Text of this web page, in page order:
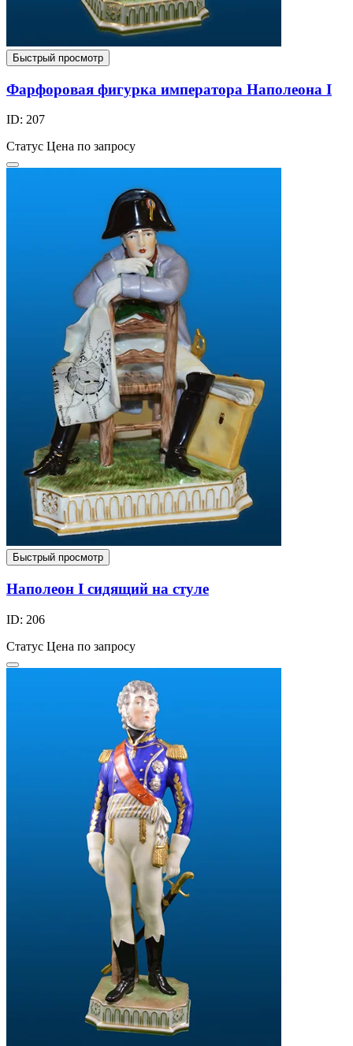
Быстрый просмотр
Фарфоровая фигурка императора Наполеона I
ID: 207
Статус Цена по запросу
Быстрый просмотр
Наполеон I сидящий на стуле
ID: 206
Статус Цена по запросу